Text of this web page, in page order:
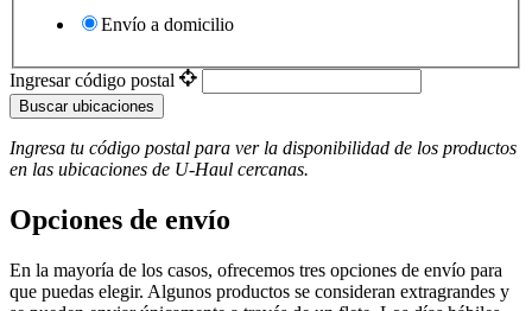
Envío a domicilio
Ingresar código postal
Buscar ubicaciones
Ingresa tu código postal para ver la disponibilidad de los productos
en las ubicaciones de U-Haul ​​​​​​​ cercanas.
Opciones de envío
En la mayoría de los casos, ofrecemos tres opciones de envío para
que puedas elegir. Algunos productos se consideran extragrandes y